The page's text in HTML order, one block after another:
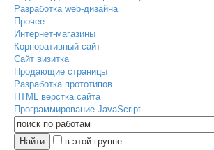
Разработка web-дизайна
Прочее
Интернет-магазины
Корпоративный сайт
Сайт визитка
Продающие страницы
Разработка прототипов
HTML верстка сайта
Программирование JavaScript
в этой группе